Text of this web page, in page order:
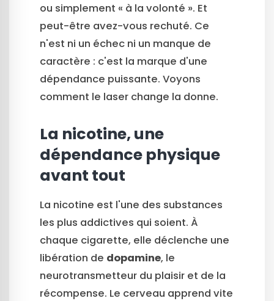
ou simplement « à la volonté ». Et
peut-être avez-vous rechuté. Ce
n'est ni un échec ni un manque de
caractère : c'est la marque d'une
dépendance puissante. Voyons
comment le laser change la donne.
La nicotine, une
dépendance physique
avant tout
La nicotine est l'une des substances
les plus addictives qui soient. À
chaque cigarette, elle déclenche une
libération de dopamine, le
neurotransmetteur du plaisir et de la
récompense. Le cerveau apprend vite